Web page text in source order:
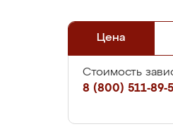
Цена
Стоимость
8 (800) 511-89-